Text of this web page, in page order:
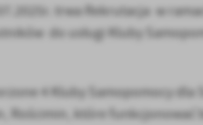
trwa Rekrutacja w
do usługi Kluby
4 Kluby Samopomocy
Rościmin, które